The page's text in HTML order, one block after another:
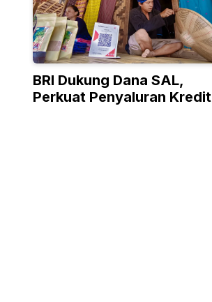
BRI Dukung Dana SAL,
Perkuat Penyaluran Kredit